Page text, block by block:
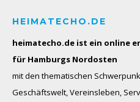
HEIMATECHO.DE
heimatecho.de ist ein online
für Hamburgs Nordosten
mit den thematischen
Geschäftswelt, Vereinsleben,